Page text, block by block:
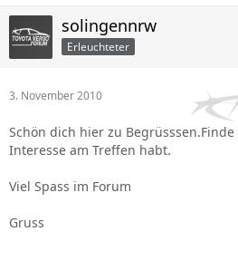
solingennrw
Erleuchteter
3. November 2010
Schön dich hier zu
Interesse am Treffen habt.
Viel Spass im Forum
Gruss